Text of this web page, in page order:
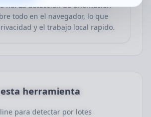
no. La deteccion de orientacion
todo en el navegador, lo que
y el trabajo local rapido.
esta herramienta
para detectar por lotes